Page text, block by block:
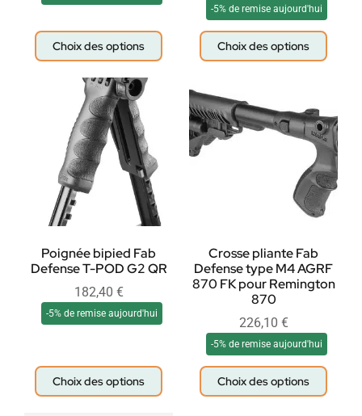
Choix des options
-5% de remise aujourd'hui
Choix des options
Poignée bipied Fab
Defense T-POD G2 QR
182,40 €
-5% de remise aujourd'hui
Choix des options
Crosse pliante Fab
Defense type M4 AGRF
870 FK pour Remington
870
226,10 €
-5% de remise aujourd'hui
Choix des options